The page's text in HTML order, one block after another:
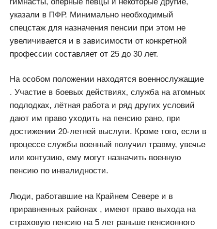
указали в ПФР. Минимально необходимый
спецстаж для назначения пенсии при этом не
увеличивается и в зависимости от конкретной
профессии составляет от 25 до 30 лет.
На особом положении находятся военнослужащие
. Участие в боевых действиях, служба на атомных
подлодках, лётная работа и ряд других условий
дают им право уходить на пенсию рано, при
достижении 20-летней выслуги. Кроме того, если в
процессе службы военный получил травму, увечье
или контузию, ему могут назначить военную
пенсию по инвалидности.
Люди, работавшие на Крайнем Севере и в
приравненных районах , имеют право выхода на
страховую пенсию на 5 лет раньше пенсионного